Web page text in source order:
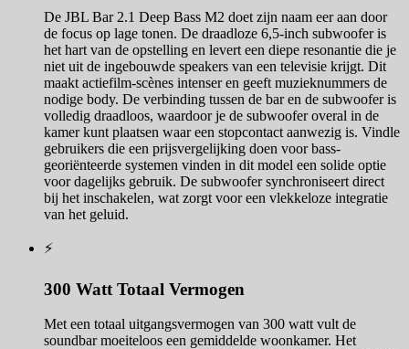
De JBL Bar 2.1 Deep Bass M2 doet zijn naam eer aan door
de focus op lage tonen. De draadloze 6,5-inch subwoofer is
het hart van de opstelling en levert een diepe resonantie die je
niet uit de ingebouwde speakers van een televisie krijgt. Dit
maakt actiefilm-scènes intenser en geeft muzieknummers de
nodige body. De verbinding tussen de bar en de subwoofer is
volledig draadloos, waardoor je de subwoofer overal in de
kamer kunt plaatsen waar een stopcontact aanwezig is. Vindle
gebruikers die een prijsvergelijking doen voor bass-
georiënteerde systemen vinden in dit model een solide optie
voor dagelijks gebruik. De subwoofer synchroniseert direct
bij het inschakelen, wat zorgt voor een vlekkeloze integratie
van het geluid.
⚡
300 Watt Totaal Vermogen
Met een totaal uitgangsvermogen van 300 watt vult de
soundbar moeiteloos een gemiddelde woonkamer. Het